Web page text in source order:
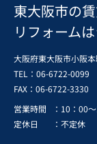
東大阪市の
リフォーム
大阪府東大阪市小阪
TEL：06-6722-0099
FAX： 06-6722-3330
営業時間
：10：00
定休日
：不定休